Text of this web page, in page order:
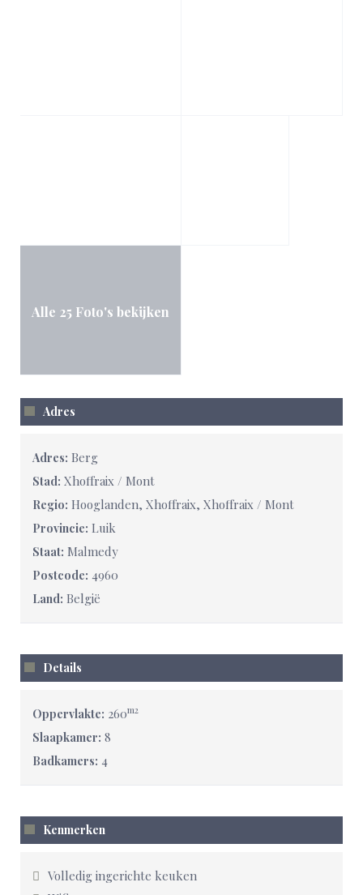
Alle 25 Foto's bekijken
Adres
Adres: Berg
Stad: Xhoffraix / Mont
Regio: Hooglanden, Xhoffraix, Xhoffraix / Mont
Provincie: Luik
Staat: Malmedy
Postcode: 4960
Land: België
Details
Oppervlakte: 260m2
Slaapkamer: 8
Badkamers: 4
Kenmerken
Volledig ingerichte keuken